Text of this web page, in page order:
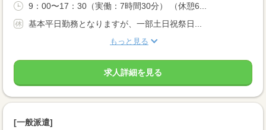
9：00〜17：30（実働：7時間30分） （休憩6...
基本平日勤務となりますが、一部土日祝祭日...
もっと見る
求人詳細を見る
[一般派遣]